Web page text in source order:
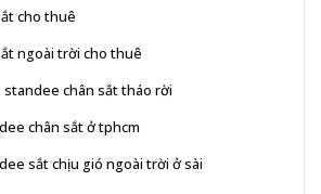
cho thuê
ngoài trời cho thuê
chân sắt tháo rời
chân sắt ở tphcm
sắt chịu gió ngoài trời ở sài